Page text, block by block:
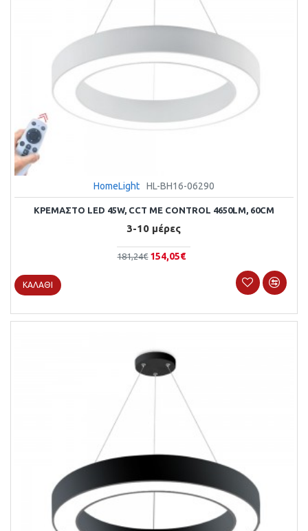
HomeLight HL-BH16-06290
ΚΡΕΜΑΣΤΌ LED 45W, CCT ΜΕ CONTROL 4650LM, 60CM
3-10 μέρες
181,24€ 154,05€
ΚΑΛΆΘΙ